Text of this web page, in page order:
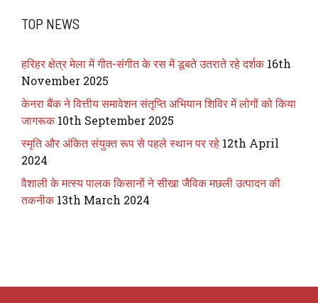
TOP NEWS
हरिहर क्षेत्र मेला में गीत-संगीत के रस में डूबते उतराते रहे दर्शक 16th
November 2025
केनरा बैंक ने वित्तीय समावेशन संतृप्ति अभियान शिविर में लोगों को किया
जागरूक 10th September 2025
स्मृति और अंकित संयुक्त रूप से पहले स्थान पर रहे 12th April
2024
वैशाली के मत्स्य पालक किसानों ने सीखा जैविक मछली उत्पादन की
तकनीक 13th March 2024